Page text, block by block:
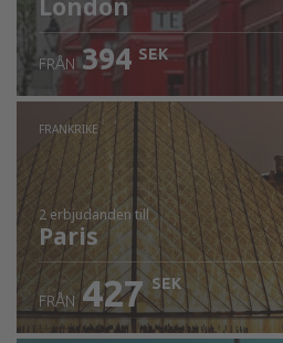
London
FRÅN 394 SEK
FRANKRIKE
2 erbjudanden till
Paris
FRÅN 427 SEK